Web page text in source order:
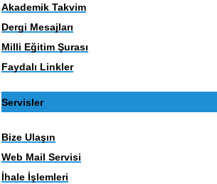
Akademik Takvim
Dergi Mesajları
Milli Eğitim Şurası
Faydalı Linkler
Servisler
Bize Ulaşın
Web Mail Servisi
İhale İşlemleri